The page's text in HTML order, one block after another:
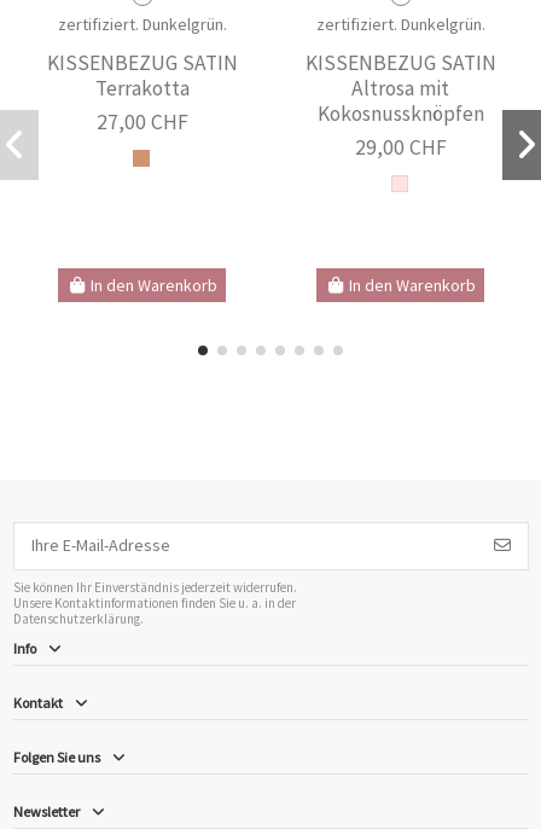
KISSENBEZUG SATIN
Terrakotta
27,00 CHF
In den Warenkorb
KISSENBEZUG SATIN
Altrosa mit
Kokosnussknöpfen
29,00 CHF
In den Warenkorb
Sie können Ihr Einverständnis jederzeit widerrufen.
Unsere Kontaktinformationen finden Sie u. a. in der
Datenschutzerklärung.
Info
Kontakt
Folgen Sie uns
Newsletter